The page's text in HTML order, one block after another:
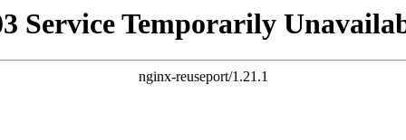
Service Temporarily
nginx-reuseport/1.21.1